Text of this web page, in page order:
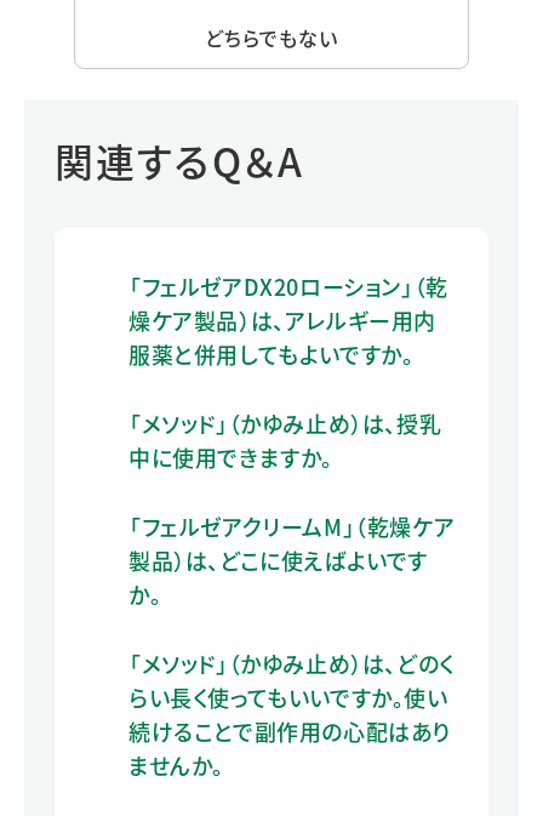
どちらでもない
関連するQ＆A
「フェルゼアDX20ローション」（乾
燥ケア製品）は、アレルギー用内
服薬と併用してもよいですか。
「メソッド」（かゆみ止め）は、授乳
中に使用できますか。
「フェルゼアクリームM」（乾燥ケア
製品）は、どこに使えばよいです
か。
「メソッド」（かゆみ止め）は、どのく
らい長く使ってもいいですか。使い
続けることで副作用の心配はあり
ませんか。